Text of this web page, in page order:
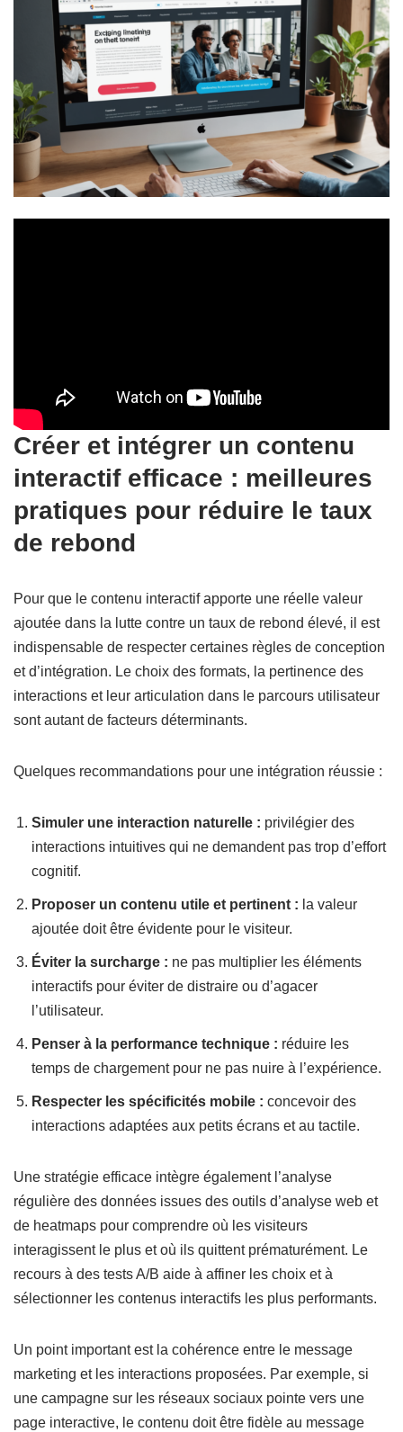
Créer et intégrer un contenu
interactif efficace : meilleures
pratiques pour réduire le taux
de rebond
Pour que le contenu interactif apporte une réelle valeur
ajoutée dans la lutte contre un taux de rebond élevé, il est
indispensable de respecter certaines règles de conception
et d’intégration. Le choix des formats, la pertinence des
interactions et leur articulation dans le parcours utilisateur
sont autant de facteurs déterminants.
Quelques recommandations pour une intégration réussie :
Simuler une interaction naturelle : privilégier des
interactions intuitives qui ne demandent pas trop d’effort
cognitif.
Proposer un contenu utile et pertinent : la valeur
ajoutée doit être évidente pour le visiteur.
Éviter la surcharge : ne pas multiplier les éléments
interactifs pour éviter de distraire ou d’agacer
l’utilisateur.
Penser à la performance technique : réduire les
temps de chargement pour ne pas nuire à l’expérience.
Respecter les spécificités mobile : concevoir des
interactions adaptées aux petits écrans et au tactile.
Une stratégie efficace intègre également l’analyse
régulière des données issues des outils d’analyse web et
de heatmaps pour comprendre où les visiteurs
interagissent le plus et où ils quittent prématurément. Le
recours à des tests A/B aide à affiner les choix et à
sélectionner les contenus interactifs les plus performants.
Un point important est la cohérence entre le message
marketing et les interactions proposées. Par exemple, si
une campagne sur les réseaux sociaux pointe vers une
page interactive, le contenu doit être fidèle au message